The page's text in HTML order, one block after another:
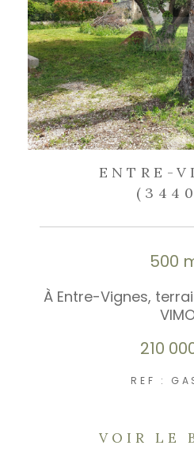
ENTRE-
500
À Entre-Vignes,
210
REF :
VOIR LE